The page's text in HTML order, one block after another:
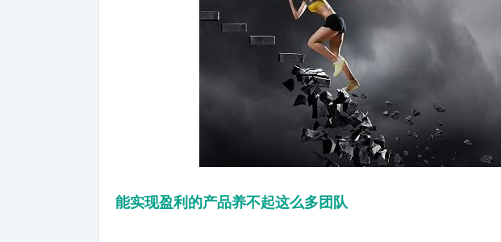
能实现盈利的产品养不起这么多团队